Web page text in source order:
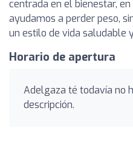
centrada en el bienestar, en
ayudamos a perder peso,
un estilo de vida saludable
Horario de apertura
Adelgaza té todavía no
descripción.